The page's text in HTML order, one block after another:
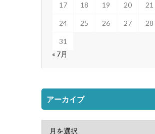
17 18 19 20 21
24 25 26 27 28
31
« 7月
アーカイブ